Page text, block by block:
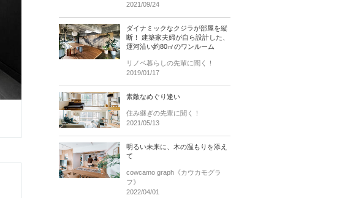
2021/09/24
ダイナミックなクジラが部屋を縦
断！ 建築家夫婦が自ら設計した、
運河沿い約80㎡のワンルーム
リノベ暮らしの先輩に聞く！
2019/01/17
素敵なめぐり逢い
住み継ぎの先輩に聞く！
2021/05/13
明るい未来に、木の温もりを添え
て
cowcamo graph《カウカモグラ
フ》
2022/04/01